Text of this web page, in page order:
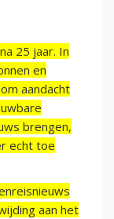
25 jaar. In
en
aandacht
brengen,
echt toe
aan het